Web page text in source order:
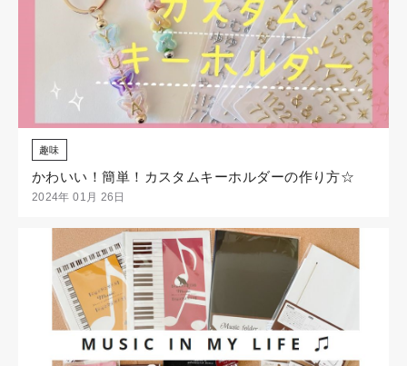
趣味
かわいい！簡単！カスタムキーホルダーの作り方☆
2024年 01月 26日